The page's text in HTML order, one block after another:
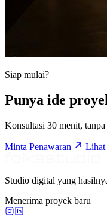
Siap mulai?
Punya ide
Konsultasi 30 menit,
Minta Penawaran Lihat
Studio digital yang
Menerima proyek baru